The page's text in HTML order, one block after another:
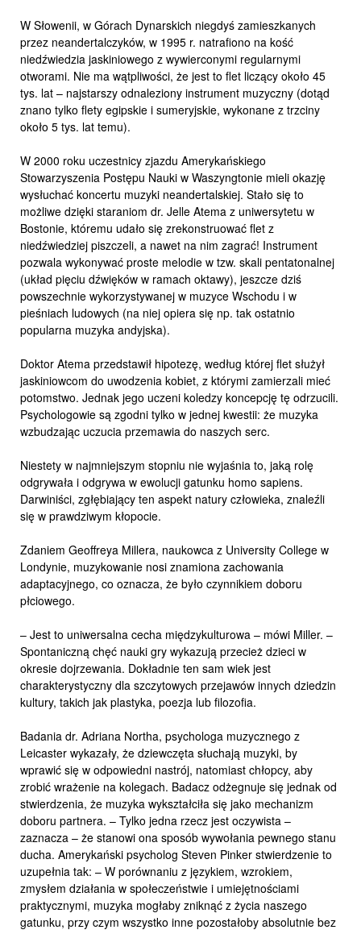
W Słowenii, w Górach Dynarskich niegdyś zamieszkanych
przez neandertalczyków, w 1995 r. natrafiono na kość
niedźwiedzia jaskiniowego z wywierconymi regularnymi
otworami. Nie ma wątpliwości, że jest to flet liczący około 45
tys. lat – najstarszy odnaleziony instrument muzyczny (dotąd
znano tylko flety egipskie i sumeryjskie, wykonane z trzciny
około 5 tys. lat temu).
W 2000 roku uczestnicy zjazdu Amerykańskiego
Stowarzyszenia Postępu Nauki w Waszyngtonie mieli okazję
wysłuchać koncertu muzyki neandertalskiej. Stało się to
możliwe dzięki staraniom dr. Jelle Atema z uniwersytetu w
Bostonie, któremu udało się zrekonstruować flet z
niedźwiedziej piszczeli, a nawet na nim zagrać! Instrument
pozwala wykonywać proste melodie w tzw. skali pentatonalnej
(układ pięciu dźwięków w ramach oktawy), jeszcze dziś
powszechnie wykorzystywanej w muzyce Wschodu i w
pieśniach ludowych (na niej opiera się np. tak ostatnio
popularna muzyka andyjska).
Doktor Atema przedstawił hipotezę, według której flet służył
jaskiniowcom do uwodzenia kobiet, z którymi zamierzali mieć
potomstwo. Jednak jego uczeni koledzy koncepcję tę odrzucili.
Psychologowie są zgodni tylko w jednej kwestii: że muzyka
wzbudzając uczucia przemawia do naszych serc.
Niestety w najmniejszym stopniu nie wyjaśnia to, jaką rolę
odgrywała i odgrywa w ewolucji gatunku homo sapiens.
Darwiniści, zgłębiający ten aspekt natury człowieka, znaleźli
się w prawdziwym kłopocie.
Zdaniem Geoffreya Millera, naukowca z University College w
Londynie, muzykowanie nosi znamiona zachowania
adaptacyjnego, co oznacza, że było czynnikiem doboru
płciowego.
– Jest to uniwersalna cecha międzykulturowa – mówi Miller. –
Spontaniczną chęć nauki gry wykazują przecież dzieci w
okresie dojrzewania. Dokładnie ten sam wiek jest
charakterystyczny dla szczytowych przejawów innych dziedzin
kultury, takich jak plastyka, poezja lub filozofia.
Badania dr. Adriana Northa, psychologa muzycznego z
Leicaster wykazały, że dziewczęta słuchają muzyki, by
wprawić się w odpowiedni nastrój, natomiast chłopcy, aby
zrobić wrażenie na kolegach. Badacz odżegnuje się jednak od
stwierdzenia, że muzyka wykształciła się jako mechanizm
doboru partnera. – Tylko jedna rzecz jest oczywista –
zaznacza – że stanowi ona sposób wywołania pewnego stanu
ducha. Amerykański psycholog Steven Pinker stwierdzenie to
uzupełnia tak: – W porównaniu z językiem, wzrokiem,
zmysłem działania w społeczeństwie i umiejętnościami
praktycznymi, muzyka mogłaby zniknąć z życia naszego
gatunku, przy czym wszystko inne pozostałoby absolutnie bez